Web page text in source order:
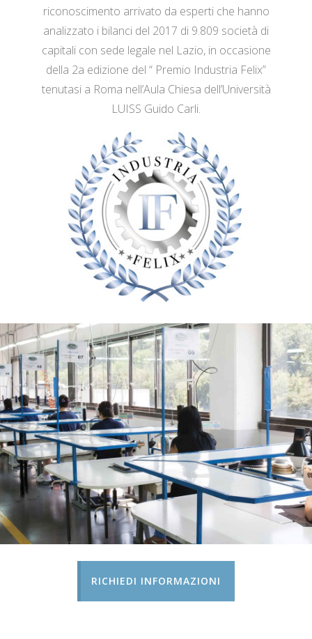
riconoscimento arrivato da esperti che hanno
analizzato i bilanci del 2017 di 9.809 società di
capitali con sede legale nel Lazio, in occasione
della 2a edizione del “ Premio Industria Felix”
tenutasi a Roma nell’Aula Chiesa dell’Università
LUISS Guido Carli.
RICHIEDI INFORMAZIONI